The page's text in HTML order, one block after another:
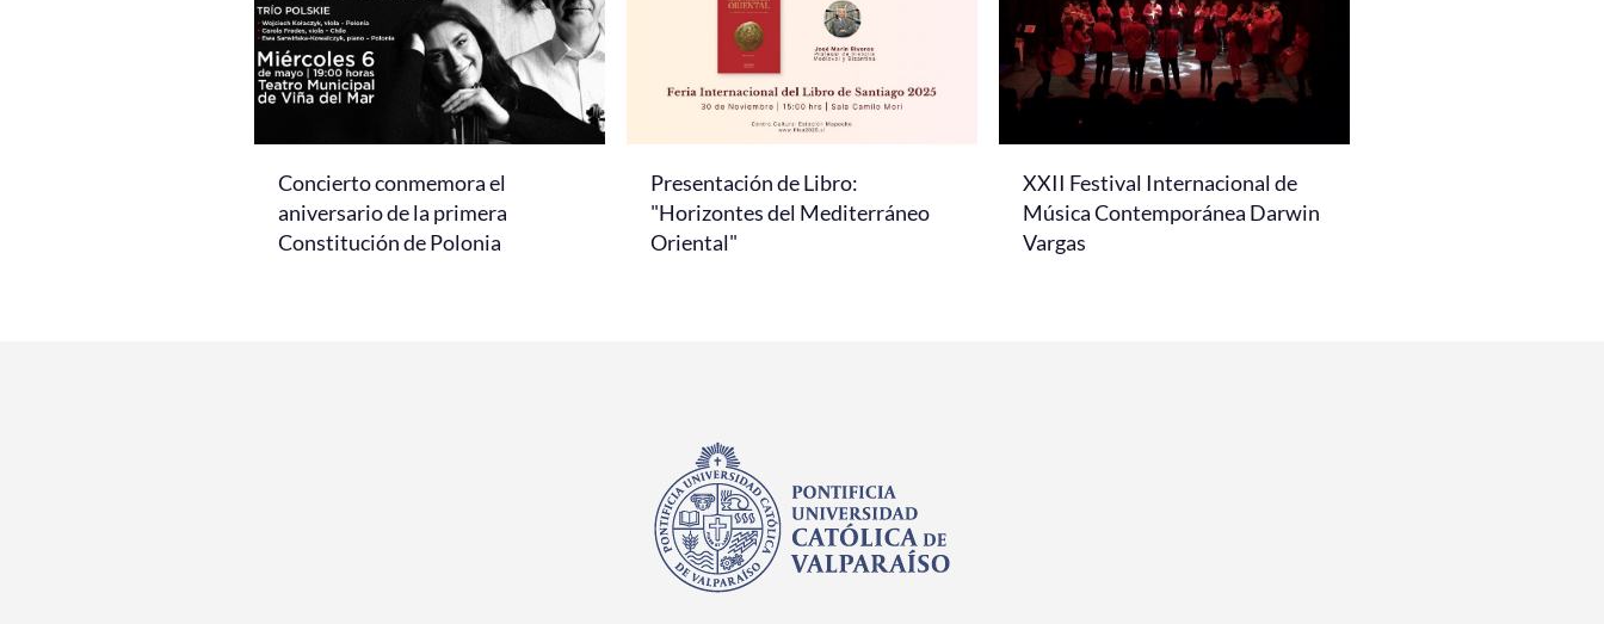
Concierto conmemora el
aniversario de la primera
Constitución de Polonia
Presentación de Libro:
"Horizontes del Mediterráneo
Oriental"
XXII Festival Internacional de
Música Contemporánea Darwin
Vargas